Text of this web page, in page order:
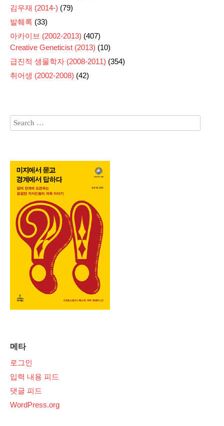
김우재 (2014-) (79)
발췌록 (33)
아카이브 (2002-2013) (407)
Creative Geneticist (2013) (10)
급진적 생물학자 (2008-2011) (354)
취어생 (2002-2008) (42)
메타
로그인
입력 내용 피드
댓글 피드
WordPress.org